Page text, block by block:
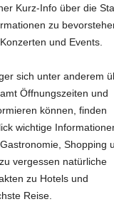
Kurz-Info über die
zu
und Events.
sich unter anderem
Öffnungszeiten und
können, finden
wichtige
Shopping
vergessen natürliche
zu Hotels und
Reise.